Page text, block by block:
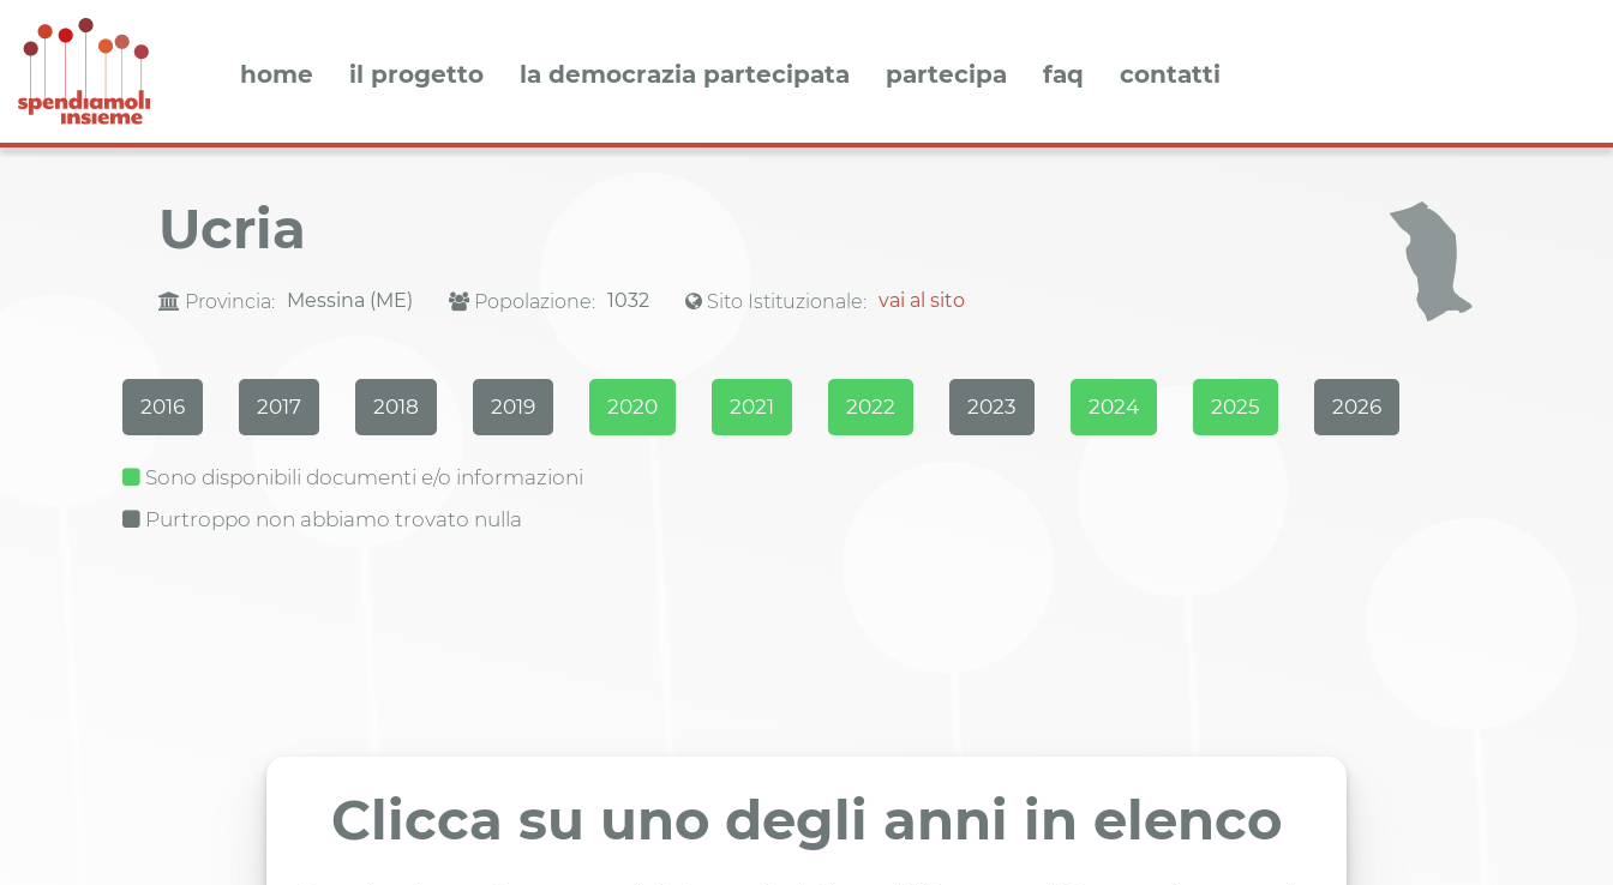
home il progetto la democrazia partecipata partecipa faq contatti
Ucria
Provincia: Messina (ME) Popolazione: 1032 Sito Istituzionale: vai al sito
2016 2017 2018 2019 2020 2021 2022 2023 2024 2025 2026
Sono disponibili documenti e/o informazioni
Purtroppo non abbiamo trovato nulla
Clicca su uno degli anni in elenco